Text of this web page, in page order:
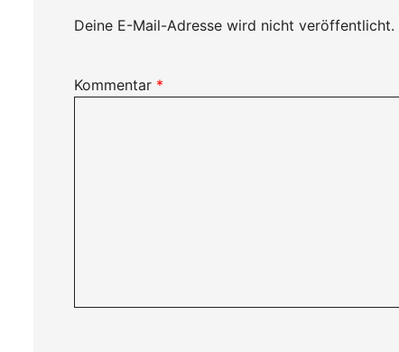
Deine E-Mail-Adresse wird nicht veröffentlicht.
Kommentar *